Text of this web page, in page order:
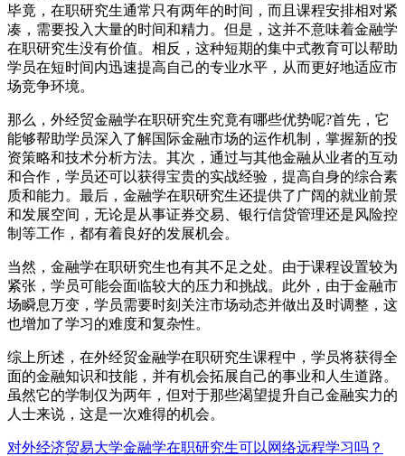
毕竟，在职研究生通常只有两年的时间，而且课程安排相对紧
凑，需要投入大量的时间和精力。但是，这并不意味着金融学
在职研究生没有价值。相反，这种短期的集中式教育可以帮助
学员在短时间内迅速提高自己的专业水平，从而更好地适应市
场竞争环境。
那么，外经贸金融学在职研究生究竟有哪些优势呢?首先，它
能够帮助学员深入了解国际金融市场的运作机制，掌握新的投
资策略和技术分析方法。其次，通过与其他金融从业者的互动
和合作，学员还可以获得宝贵的实战经验，提高自身的综合素
质和能力。最后，金融学在职研究生还提供了广阔的就业前景
和发展空间，无论是从事证券交易、银行信贷管理还是风险控
制等工作，都有着良好的发展机会。
当然，金融学在职研究生也有其不足之处。由于课程设置较为
紧张，学员可能会面临较大的压力和挑战。此外，由于金融市
场瞬息万变，学员需要时刻关注市场动态并做出及时调整，这
也增加了学习的难度和复杂性。
综上所述，在外经贸金融学在职研究生课程中，学员将获得全
面的金融知识和技能，并有机会拓展自己的事业和人生道路。
虽然它的学制仅为两年，但对于那些渴望提升自己金融实力的
人士来说，这是一次难得的机会。
对外经济贸易大学金融学在职研究生可以网络远程学习吗？